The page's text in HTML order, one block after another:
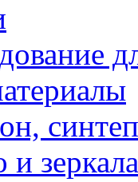
и зеркала